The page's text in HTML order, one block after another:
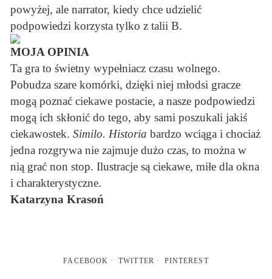
powyżej, ale narrator, kiedy chce udzielić
podpowiedzi korzysta tylko z talii B.
MOJA OPINIA
Ta gra to świetny wypełniacz czasu wolnego.
Pobudza szare komórki, dzięki niej młodsi gracze
mogą poznać ciekawe postacie, a nasze podpowiedzi
mogą ich skłonić do tego, aby sami poszukali jakiś
ciekawostek. Similo. Historia bardzo wciąga i chociaż
jedna rozgrywa nie zajmuje dużo czas, to można w
nią grać non stop. Ilustracje są ciekawe, miłe dla okna
i charakterystyczne.
Katarzyna Krasoń
FACEBOOK TWITTER PINTEREST